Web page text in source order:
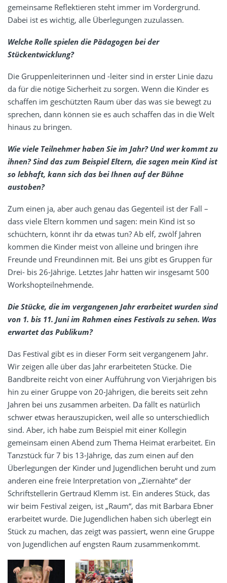
gemeinsame Reflektieren steht immer im Vordergrund.
Dabei ist es wichtig, alle Überlegungen zuzulassen.
Welche Rolle spielen die Pädagogen bei der
Stückentwicklung?
Die Gruppenleiterinnen und -leiter sind in erster Linie dazu
da für die nötige Sicherheit zu sorgen. Wenn die Kinder es
schaffen im geschützten Raum über das was sie bewegt zu
sprechen, dann können sie es auch schaffen das in die Welt
hinaus zu bringen.
Wie viele Teilnehmer haben Sie im Jahr? Und wer kommt zu
ihnen? Sind das zum Beispiel Eltern, die sagen mein Kind ist
so lebhaft, kann sich das bei Ihnen auf der Bühne
austoben?
Zum einen ja, aber auch genau das Gegenteil ist der Fall –
dass viele Eltern kommen und sagen: mein Kind ist so
schüchtern, könnt ihr da etwas tun? Ab elf, zwölf Jahren
kommen die Kinder meist von alleine und bringen ihre
Freunde und Freundinnen mit. Bei uns gibt es Gruppen für
Drei- bis 26-Jährige. Letztes Jahr hatten wir insgesamt 500
Workshopteilnehmende.
Die Stücke, die im vergangenen Jahr erarbeitet wurden sind
von 1. bis 11. Juni im Rahmen eines Festivals zu sehen. Was
erwartet das Publikum?
Das Festival gibt es in dieser Form seit vergangenem Jahr.
Wir zeigen alle über das Jahr erarbeiteten Stücke. Die
Bandbreite reicht von einer Aufführung von Vierjährigen bis
hin zu einer Gruppe von 20-Jährigen, die bereits seit zehn
Jahren bei uns zusammen arbeiten. Da fällt es natürlich
schwer etwas herauszupicken, weil alle so unterschiedlich
sind. Aber, ich habe zum Beispiel mit einer Kollegin
gemeinsam einen Abend zum Thema Heimat erarbeitet. Ein
Tanzstück für 7 bis 13-Jährige, das zum einen auf den
Überlegungen der Kinder und Jugendlichen beruht und zum
anderen eine freie Interpretation von „Ziernähte“ der
Schriftstellerin Gertraud Klemm ist. Ein anderes Stück, das
wir beim Festival zeigen, ist „Raum“, das mit Barbara Ebner
erarbeitet wurde. Die Jugendlichen haben sich überlegt ein
Stück zu machen, das zeigt was passiert, wenn eine Gruppe
von Jugendlichen auf engsten Raum zusammenkommt.